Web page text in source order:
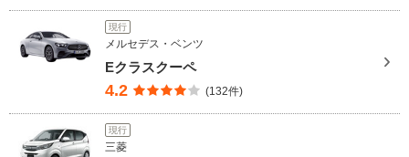
現行
メルセデス・ベンツ
Eクラスクーペ
4.2 (132件)
現行
三菱